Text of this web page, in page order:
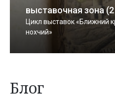
выставочная зона
Цикл выставок «Ближний
нохчий»
Блог